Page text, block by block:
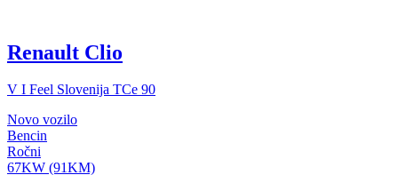
Renault Clio
V I Feel Slovenija TCe 90
Novo vozilo
Bencin
Ročni
67KW (91KM)